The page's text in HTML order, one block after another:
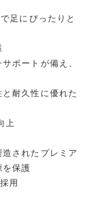
足にぴったりと
ポートが備え、
耐久性に優れた
上
されたプレミア
保護
用